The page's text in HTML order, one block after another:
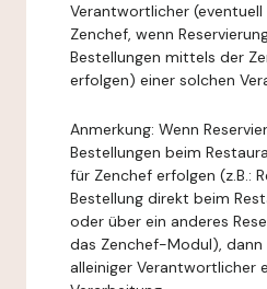
Verantwortlicher
Zenchef, wenn
Bestellungen mittels der
erfolgen) einer solchen
Anmerkung: Wenn
Bestellungen beim
für Zenchef erfolgen (z.B.:
Bestellung direkt beim
oder über ein anderes
das Zenchef-Modul),
alleiniger Verantwortlicher